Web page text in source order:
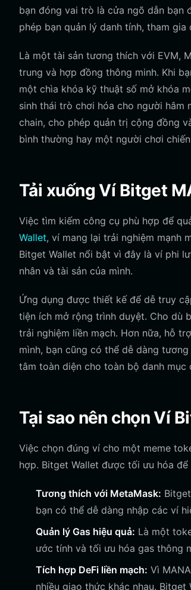
bạn đóng vai trò là cửa ngõ dẫn bạn
phép bạn quản lý danh tính, tham
Là một tài sản tương thích với EVM,
trung và hợp đồng thông minh. Khi
một chìa khóa kỹ thuật số mở khóa
sinh thái trò chơi hóa cho người
chain, cho phép quản trị cộng đồng
bình thường hay một người chơi
Tải xuống Ví Bitget
Việc tìm kiếm công cụ phù hợp để
Wallet, ví mang lại trải nghiệm mạnh
Bitget Wallet nổi bật vì đây là ví phi
nhân và tài sản của mình.
Ứng dụng được thiết kế để dễ truy
tiện ích mở rộng trình duyệt. Cho dù
trải nghiệm liền mạch. Hơn nữa, hỗ
mình, bạn cũng có thể dễ dàng
tâm toàn diện cho toàn bộ danh
Tại sao nên chọn Ví
Việc chọn đúng ví cho một meme
hợp. Bitget Wallet được tối ưu hóa để
Tương thích với MetaMask:
bạn có thể dễ dàng nhập các ví
Quản lý Gas hiệu quả: Là một
ước tính và tối ưu hóa gas thông
Tích hợp DeFi liền mạch: Vì
nhiều giao thức khác nhau.